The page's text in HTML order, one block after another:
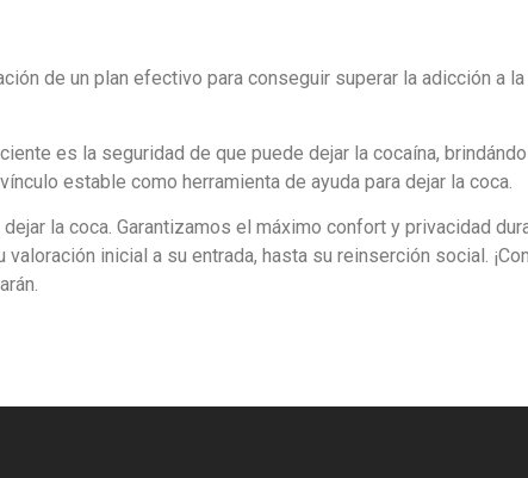
de un plan efectivo para conseguir superar la adicción a
es la seguridad de que puede dejar la cocaína,
estable como herramienta de ayuda para dejar la coca.
la coca. Garantizamos el máximo confort y privacidad
inicial a su entrada, hasta su reinserción social.